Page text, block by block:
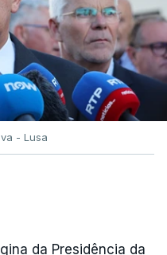
- Lusa
da Presidência da